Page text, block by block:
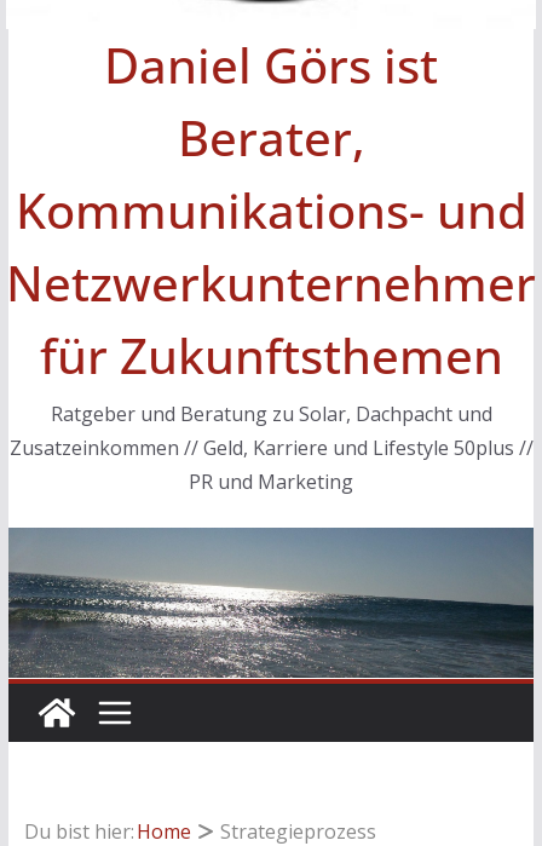
Daniel Görs ist
Berater,
Kommunikations- und
Netzwerkunternehmer
für Zukunftsthemen
Ratgeber und Beratung zu Solar, Dachpacht und
Zusatzeinkommen // Geld, Karriere und Lifestyle 50plus //
PR und Marketing
Du bist hier:Home Strategieprozess